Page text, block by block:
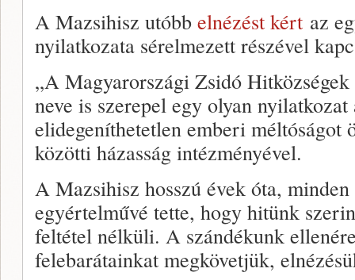
A Mazsihisz utóbb elnézést kért az
nyilatkozata sérelmezett részével
„A Magyarországi Zsidó
neve is szerepel egy olyan
elidegeníthetetlen emberi méltóságot
közötti házasság intézményével.
A Mazsihisz hosszú évek óta,
egyértelművé tette, hogy hitünk
feltétel nélküli. A szándékunk
felebarátainkat megkövetjük,